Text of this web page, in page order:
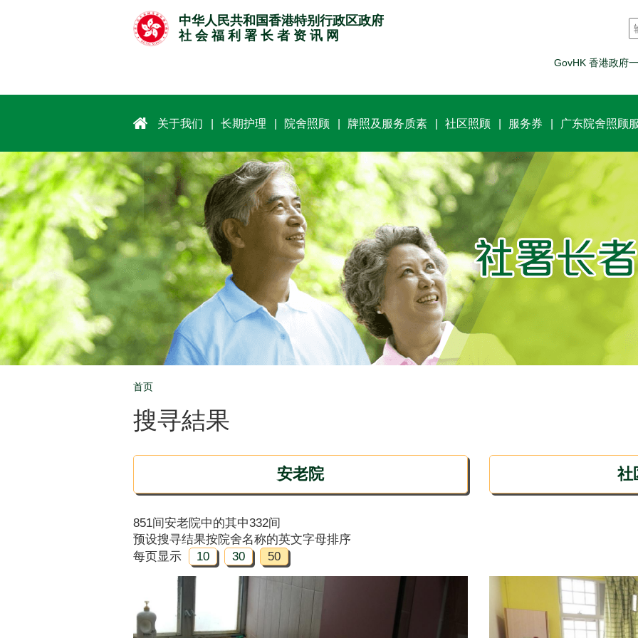
中华人民共和国香港特别行政区政府
社 会 福 利 署 长 者 资 讯 网
GovHK 香港政府
关于我们 长期护理 院舍照顾 牌照及服务质素 社区照顾 服务券 广东院舍照顾
Breadcrumb
首页
搜寻結果
安老院 社
851间安老院中的其中332间
预设搜寻结果按院舍名称的英文字母排序
每页显示
10 30 50